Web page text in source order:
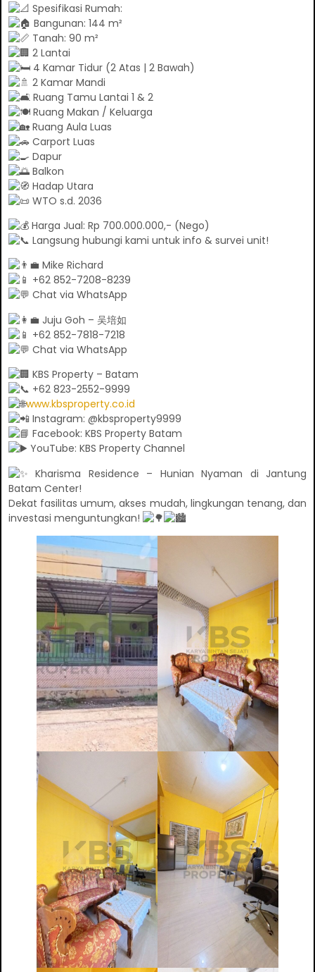
Spesifikasi Rumah:
Bangunan: 144 m²
Tanah: 90 m²
2 Lantai
4 Kamar Tidur (2 Atas | 2 Bawah)
2 Kamar Mandi
Ruang Tamu Lantai 1 & 2
Ruang Makan / Keluarga
Ruang Aula Luas
Carport Luas
Dapur
Balkon
Hadap Utara
WTO s.d. 2036
Harga Jual: Rp 700.000.000,- (Nego)
Langsung hubungi kami untuk info & survei unit!
Mike Richard
+62 852-7208-8239
Chat via WhatsApp
Juju Goh – 吴培如
+62 852-7818-7218
Chat via WhatsApp
KBS Property – Batam
+62 823-2552-9999
www.kbsproperty.co.id
Instagram: @kbsproperty9999
Facebook: KBS Property Batam
YouTube: KBS Property Channel
Kharisma Residence – Hunian Nyaman di Jantung
Batam Center!
Dekat fasilitas umum, akses mudah, lingkungan tenang, dan
investasi menguntungkan!